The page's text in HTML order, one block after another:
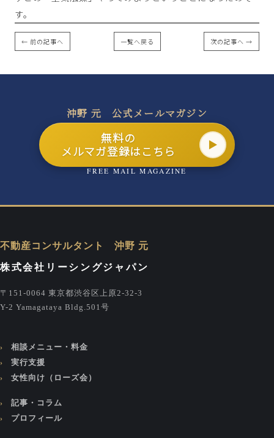
す。
← 前の記事へ 一覧へ戻る 次の記事へ →
沖野 元 公式メールマガジン
無料の
メルマガ登録はこちら
FREE MAIL MAGAZINE
不動産コンサルタント 沖野 元
株式会社リーシングジャパン
〒151-0064 東京都渋谷区上原2-32-3
Y-2 Yamagataya Bldg.501号
相談メニュー・料金
実行支援
女性向け（ローズ会）
記事・コラム
プロフィール